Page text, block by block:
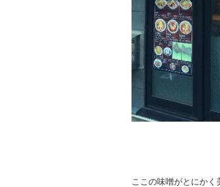
ここの味噌がとにかく